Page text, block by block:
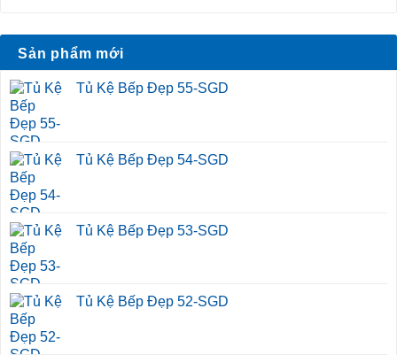
Sản phẩm mới
Tủ Kệ Bếp Đẹp 55-SGD
Tủ Kệ Bếp Đẹp 54-SGD
Tủ Kệ Bếp Đẹp 53-SGD
Tủ Kệ Bếp Đẹp 52-SGD